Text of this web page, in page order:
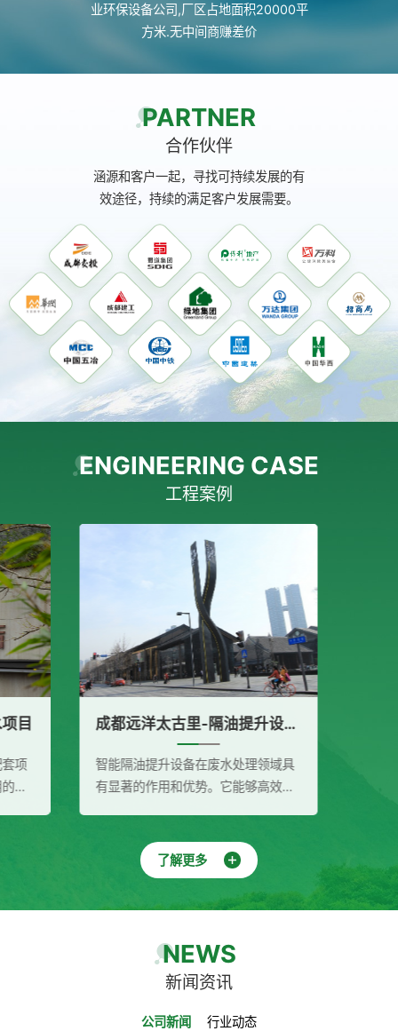
业环保设备公司,厂区占地面积20000平
方米.无中间商赚差价
PARTNER
合作伙伴
涵源和客户一起，寻找可持续发展的有
效途径，持续的满足客户发展需要。
ENGINEERING CASE
工程案例
酒店-二次供水项目
店是成都大运会配套项
总体规划设计采用的是
筑布局，充分结合场地
智能隔油提升设备在废水处理领域
有显著的作用和优势。它能够高效
分离污水中的油脂和杂质，实现污
并保护环境。同时，该设备还具有
泛的应用领域和多重效益，为废水
理行业带来了新的发展机遇。
了解更多
NEWS
新闻资讯
公司新闻 行业动态